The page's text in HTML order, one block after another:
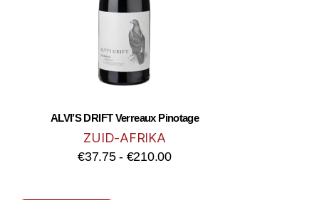
ALVI’S DRIFT Verreaux Pinotage
ZUID-AFRIKA
€37.75 - €210.00